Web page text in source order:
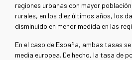
regiones urbanas con mayor
rurales, en los diez últimos años, los
disminuido en menor medida en las
En el caso de España, ambas tasas
media europea. De hecho, la tasa de